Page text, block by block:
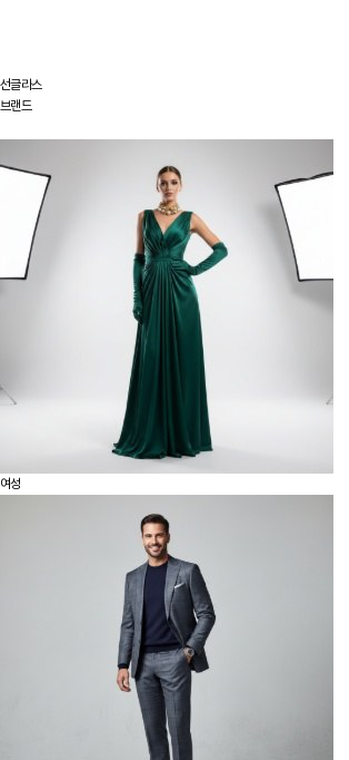
선글라스
브랜드
여성